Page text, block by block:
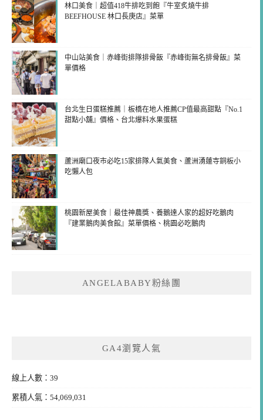
林口美食｜超值418牛排吃到飽『牛室炙燒牛排
BEEFHOUSE 林口長庚店』菜單
中山站美食｜赤峰街排隊排骨飯『赤峰街無名排骨飯』菜
單價格
台北生日蛋糕推薦｜板橋在地人推薦CP值最高甜點『No.1
甜點小舖』價格、台北爆料水果蛋糕
蘆洲廟口夜市必吃15家排隊人氣美食、蘆洲湧蓮寺銅板小
吃懶人包
桃園新屋美食｜最佳神農獎、養鵝達人家的超好吃鵝肉
『建業鵝肉美食館』菜單價格、桃園必吃鵝肉
ANGELABABY粉絲團
GA4瀏覽人氣
線上人數：39
累積人氣：54,069,031